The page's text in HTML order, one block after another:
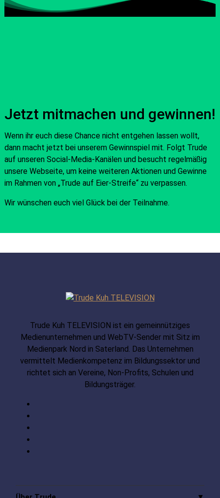
Jetzt mitmachen und gewinnen!
Wenn ihr euch diese Chance nicht entgehen lassen wollt,
dann macht jetzt bei unserem Gewinnspiel mit. Folgt Trude
auf unseren Social-Media-Kanälen und besucht regelmäßig
unsere Webseite, um keine weiteren Aktionen und Gewinne
im Rahmen von „Trude auf Eier-Streife“ zu verpassen.
Wir wünschen euch viel Glück bei der Teilnahme.
Trude Kuh TELEVISION ist ein gemeinnütziges
Medienunternehmen und WebTV-Sender mit Sitz im
Medienpark Nord in Saterland. Das Unternehmen
vermittelt Medienkompetenz im Bildungssektor und
richtet sich an Vereine, Non-Profits, Schulen und
Bildungsträger.